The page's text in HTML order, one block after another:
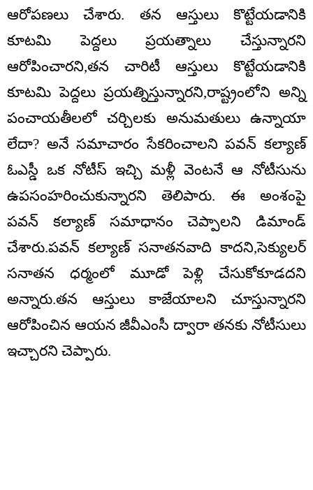
ఆరోపణలు చేశారు. తన ఆస్తులు కొట్టేయడానికి
కూటమి పెద్దలు ప్రయత్నాలు చేస్తున్నారని
ఆరోపించారని,తన చారిటీ ఆస్తులు కొట్టేయడానికి
కూటమి పెద్దలు ప్రయత్నిస్తున్నారని,రాష్ట్రంలోని అన్ని
పంచాయతీలలో చర్చిలకు అనుమతులు ఉన్నాయా
లేదా? అనే సమాచారం సేకరించాలని పవన్ కల్యాణ్
ఓఎస్డీ ఒక నోటీస్ ఇచ్చి మళ్లీ వెంటనే ఆ నోటీసును
ఉపసంహరించుకున్నారని తెలిపారు. ఈ అంశంపై
పవన్ కల్యాణ్ సమాధానం చెప్పాలని డిమాండ్
చేశారు.పవన్ కల్యాణ్ సనాతనవాది కాదని,సెక్యులర్
సనాతన ధర్మంలో మూడో పెళ్లి చేసుకోకూడదని
అన్నారు.తన ఆస్తులు కాజేయాలని చూస్తున్నారని
ఆరోపించిన ఆయన జీవీఎంసీ ద్వారా తనకు నోటీసులు
ఇచ్చారని చెప్పారు.